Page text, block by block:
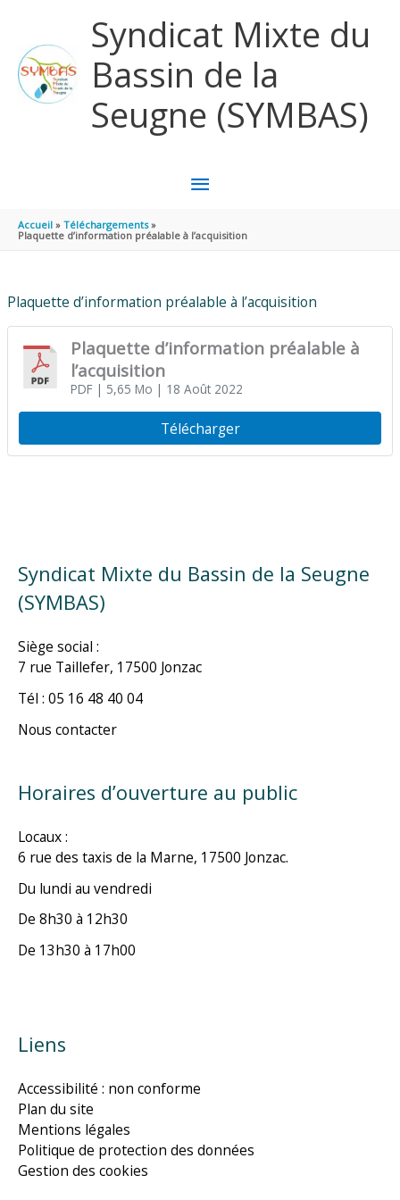
Syndicat Mixte du
Bassin de la
Seugne (SYMBAS)
MENU
PRINCIPAL
Accueil
Téléchargements
Plaquette d’information préalable à l’acquisition
Plaquette d’information préalable à l’acquisition
Plaquette d’information préalable à
l’acquisition
PDF| 5,65 Mo | 18 Août 2022
Télécharger
Syndicat Mixte du Bassin de la Seugne
(SYMBAS)
Siège social :
7 rue Taillefer, 17500 Jonzac
Tél : 05 16 48 40 04
Nous contacter
Horaires d’ouverture au public
Locaux :
6 rue des taxis de la Marne, 17500 Jonzac.
Du lundi au vendredi
De 8h30 à 12h30
De 13h30 à 17h00
Liens
Accessibilité : non conforme
Plan du site
Mentions légales
Politique de protection des données
Gestion des cookies